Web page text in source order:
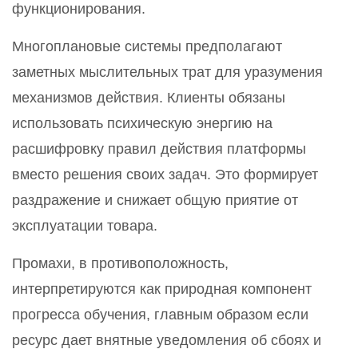
функционирования.
Многоплановые системы предполагают
заметных мыслительных трат для уразумения
механизмов действия. Клиенты обязаны
использовать психическую энергию на
расшифровку правил действия платформы
вместо решения своих задач. Это формирует
раздражение и снижает общую приятие от
эксплуатации товара.
Промахи, в противоположность,
интерпретируются как природная компонент
прогресса обучения, главным образом если
ресурс дает внятные уведомления об сбоях и